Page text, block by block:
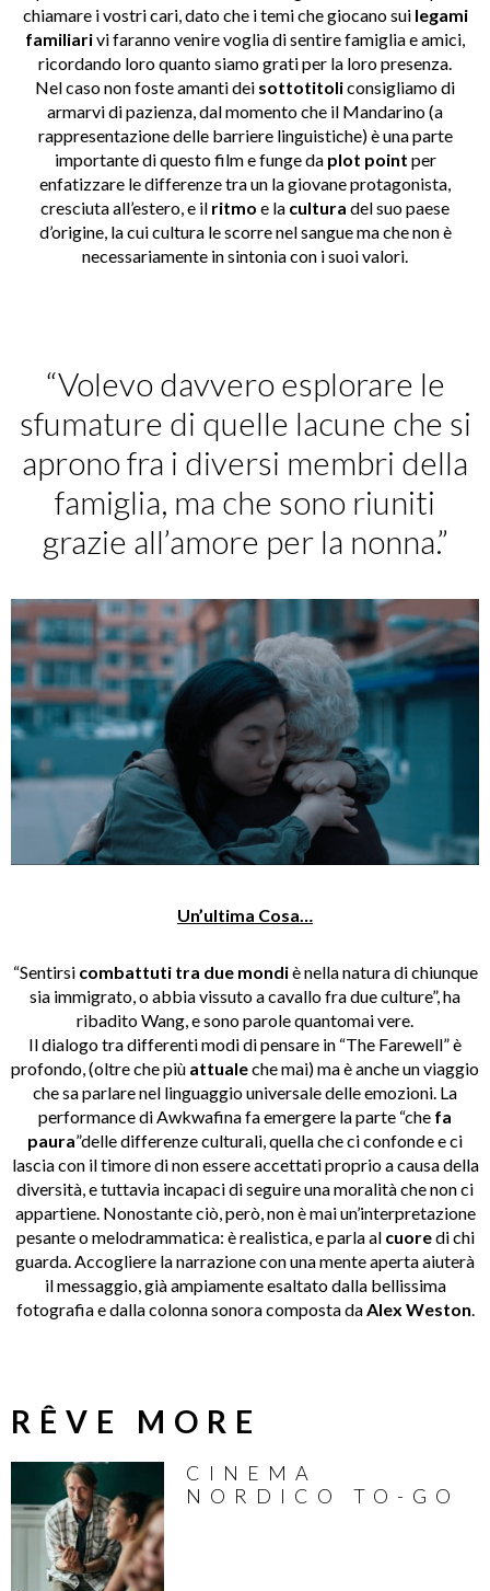
chiamare i vostri cari, dato che i temi che giocano sui legami
familiarivi faranno venire voglia di sentire famiglia e amici,
ricordando loro quanto siamo grati per la loro presenza.
Nel caso non foste amanti dei sottotitoliconsigliamo di
armarvi di pazienza, dal momento che il Mandarino (a
rappresentazione delle barriere linguistiche) è una parte
importante di questo film e funge da plot point per
enfatizzare le differenze tra un la giovane protagonista,
cresciuta all’estero, e il ritmo e la cultura del suo paese
d’origine, la cui cultura le scorre nel sangue ma che non è
necessariamente in sintonia con i suoi valori.
“Volevo davvero esplorare le
sfumature di quelle lacune che si
aprono fra i diversi membri della
famiglia, ma che sono riuniti
grazie all’amore per la nonna.”
Un’ultima Cosa…
“Sentirsi combattuti tra due mondiè nella natura di chiunque
sia immigrato, o abbia vissuto a cavallo fra due culture”, ha
ribadito Wang, e sono parole quantomai vere.
Il dialogo tra differenti modi di pensare in “The Farewell” è
profondo, (oltre che più attualeche mai) ma è anche un viaggio
che sa parlare nel linguaggio universale delle emozioni. La
performance di Awkwafina fa emergere la parte “che fa
paura”delle differenze culturali, quella che ci confonde e ci
lascia con il timore di non essere accettati proprio a causa della
diversità, e tuttavia incapaci di seguire una moralità che non ci
appartiene. Nonostante ciò, però, non è mai un’interpretazione
pesante o melodrammatica: è realistica, e parla al cuoredi chi
guarda. Accogliere la narrazione con una mente aperta aiuterà
il messaggio, già ampiamente esaltato dalla bellissima
fotografia e dalla colonna sonora composta da Alex Weston
RÊVE MORE
CINEMA
NORDICO TO-GO